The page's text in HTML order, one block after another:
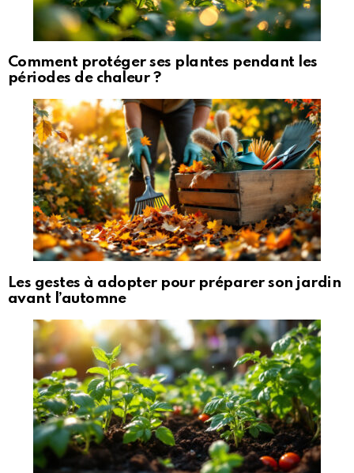
Comment protéger ses plantes pendant les
périodes de chaleur ?
Les gestes à adopter pour préparer son jardin
avant l’automne